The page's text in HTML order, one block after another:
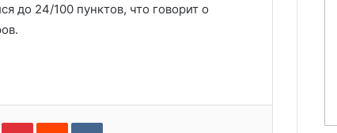
до 24/100 пунктов, что говорит о
PinterestReddit VKontakte